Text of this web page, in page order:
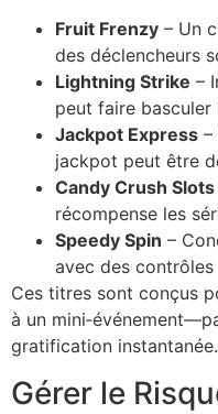
Fruit Frenzy – Un
des déclencheurs
Lightning Strike –
peut faire basculer
Jackpot Express –
jackpot peut être
Candy Crush Slots
récompense les
Speedy Spin –
avec des
Ces titres sont conçus
à un
gratification instantanée.
Gérer le